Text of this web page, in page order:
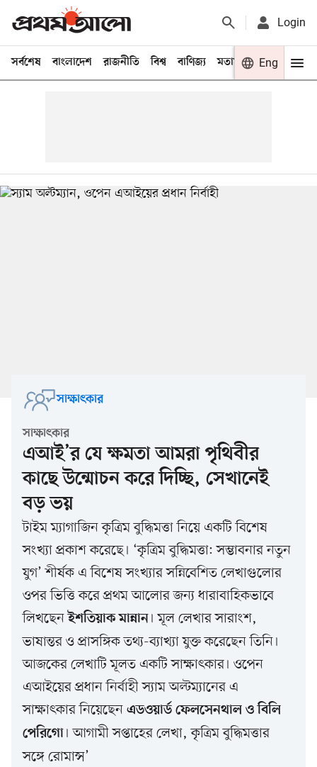
Login
সর্বশেষ বাংলাদেশ রাজনীতি বিশ্ব বাণিজ্য মতামত খেলা
Eng
সাক্ষাৎকার
সাক্ষাৎকার
এআই’র যে ক্ষমতা আমরা পৃথিবীর
কাছে উন্মোচন করে দিচ্ছি, সেখানেই
বড় ভয়
টাইম ম্যাগাজিন কৃত্রিম বুদ্ধিমত্তা নিয়ে একটি বিশেষ
সংখ্যা প্রকাশ করেছে। ‘কৃত্রিম বুদ্ধিমত্তা: সম্ভাবনার নতুন
যুগ’ শীর্ষক এ বিশেষ সংখ্যার সন্নিবেশিত লেখাগুলোর
ওপর ভিত্তি করে প্রথম আলোর জন্য ধারাবাহিকভাবে
লিখছেনইশতিয়াক মান্নান। মূল লেখার সারাংশ,
ভাষান্তর ও প্রাসঙ্গিক তথ্য-ব্যাখ্যা যুক্ত করেছেন তিনি।
আজকের লেখাটি মূলত একটি সাক্ষাৎকার। ওপেন
এআইয়ের প্রধান নির্বাহী স্যাম অল্টম্যানের এ
সাক্ষাৎকার নিয়েছেন এডওয়ার্ড ফেলসেনথাল ও বিলি
পেরিগো। আগামী সপ্তাহের লেখা, কৃত্রিম বুদ্ধিমত্তার
সঙ্গে রোমান্স’